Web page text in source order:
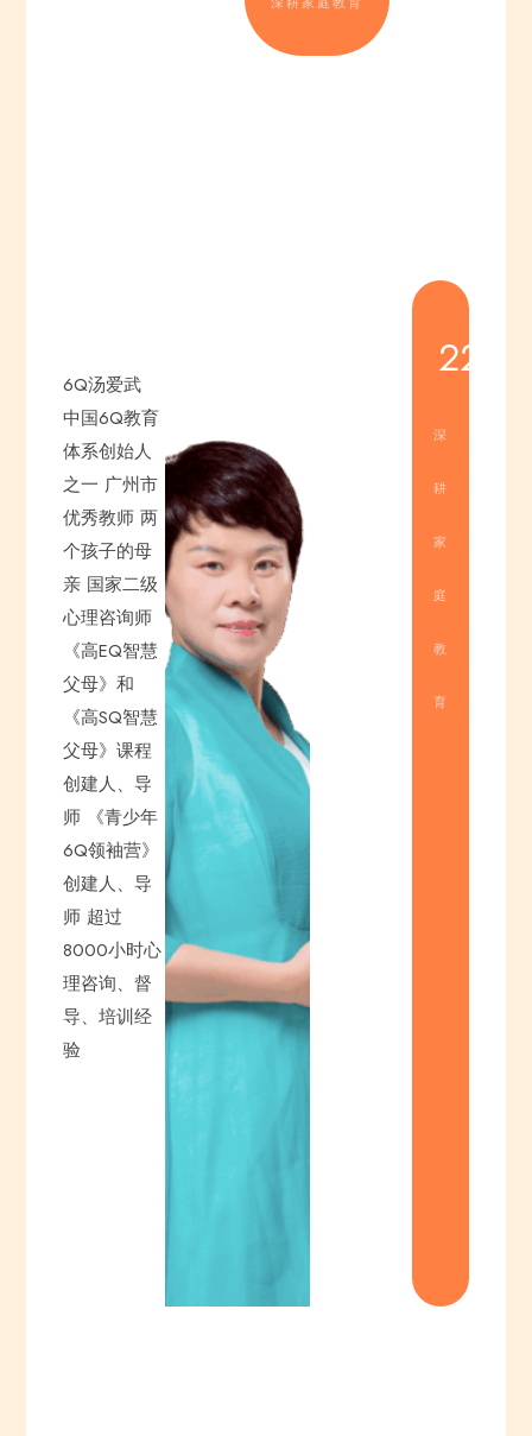
6Q汤爱武
中国6Q教育
体系创始人
之一 广州市
优秀教师 两
个孩子的母
亲 国家二级
心理咨询师
《高EQ智慧
父母》和
《高SQ智慧
父母》课程
创建人、导
师
《青少年
6Q领袖营》
创建人、导
师 超过
8000小时心
理咨询、督
导、培训经
验
深
耕
家
庭
教
育
22